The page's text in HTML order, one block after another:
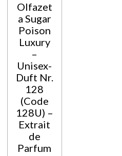
Olfazet
a Sugar
Poison
Luxury
–
Unisex-
Duft Nr.
128
(Code
128U) –
Extrait
de
Parfum